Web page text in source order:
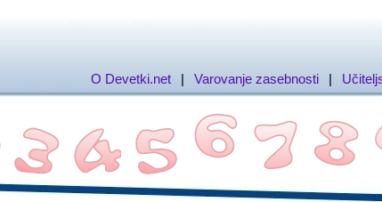
O Devetki.net | Varovanje zasebnosti |